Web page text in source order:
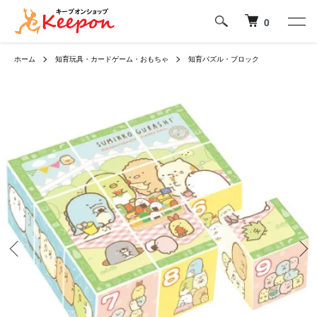
0
ホーム 知育玩具・カードゲーム・おもちゃ 知育パズル・ブロック